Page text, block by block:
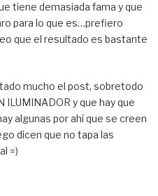
tiene demasiada fama y que
para lo que es…prefiero
que el resultado es bastante
mucho el post, sobretodo
ILUMINADOR y que hay que
algunas por ahí que se creen
dicen que no tapa las
=)